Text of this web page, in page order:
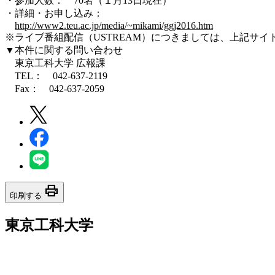
・詳細・お申し込み：
http://www2.teu.ac.jp/media/~mikami/ggj2016.htm
※ライブ番組配信（USTREAM）につきましては、上記サイ
▼本件に関する問い合わせ
東京工科大学 広報課
TEL： 042-637-2119
Fax： 042-637-2059
印刷する print
東京工科大学